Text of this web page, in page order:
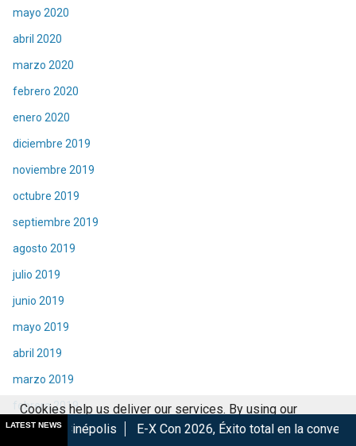
mayo 2020
abril 2020
marzo 2020
febrero 2020
enero 2020
diciembre 2019
noviembre 2019
octubre 2019
septiembre 2019
agosto 2019
julio 2019
junio 2019
mayo 2019
abril 2019
marzo 2019
febrero 2019
enero 2019
LATEST NEWSE-X Con 2026, Éxito total en la convención. Los
Cookies help us deliver our services. By using our
services, you agree to our use of cookies.
Got it